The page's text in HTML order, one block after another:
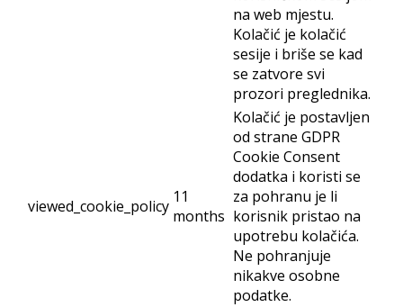
na web mjestu.
Kolačić je kolačić
sesije i briše se kad
se zatvore svi
prozori preglednika.
viewed_cookie_policy 11
months
Kolačić je postavljen
od strane GDPR
Cookie Consent
dodatka i koristi se
za pohranu je li
korisnik pristao na
upotrebu kolačića.
Ne pohranjuje
nikakve osobne
podatke.